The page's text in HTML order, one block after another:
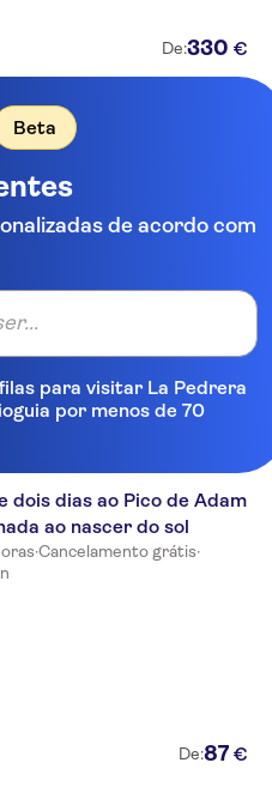
De:330 €
Beta
de acordo com
para visitar La Pedrera
por menos de 70
dois dias ao Pico de Adam
ao nascer do sol
·Cancelamento grátis·
De:87 €